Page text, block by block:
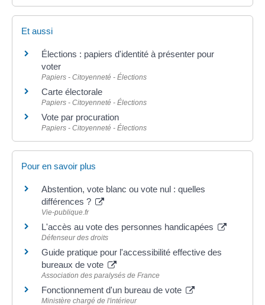
Et aussi
Élections : papiers d'identité à présenter pour
voter
Papiers - Citoyenneté - Élections
Carte électorale
Papiers - Citoyenneté - Élections
Vote par procuration
Papiers - Citoyenneté - Élections
Pour en savoir plus
Abstention, vote blanc ou vote nul : quelles
différences ?
Vie-publique.fr
L'accès au vote des personnes handicapées
Défenseur des droits
Guide pratique pour l'accessibilité effective des
bureaux de vote
Association des paralysés de France
Fonctionnement d'un bureau de vote
Ministère chargé de l'intérieur